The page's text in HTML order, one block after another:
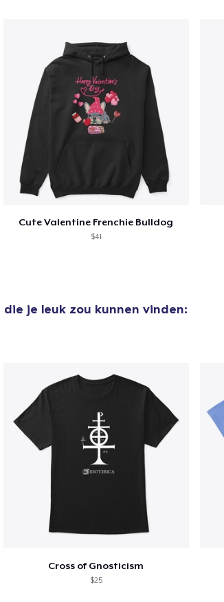
Cute Valentine Frenchie Bulldog
$41
die je leuk zou kunnen vinden:
Cross of Gnosticism
$25